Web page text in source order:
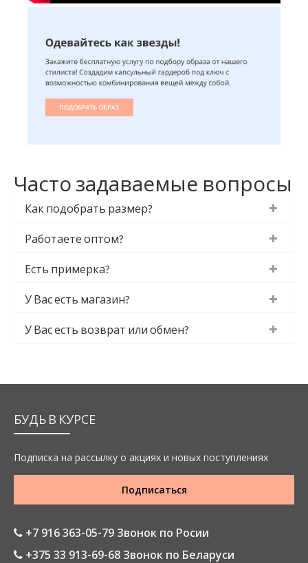
Часто задаваемые вопросы
Как подобрать размер?
Работаете оптом?
Есть примерка?
У Вас есть магазин?
У Вас есть возврат или обмен?
БУДЬ В КУРСЕ
Подписка на рассылку о акциях и новых поступлениях
Подписаться
+7 916 363-05-79 Звонок по Росии
+375 33 913-69-68 Звонок по Беларуси